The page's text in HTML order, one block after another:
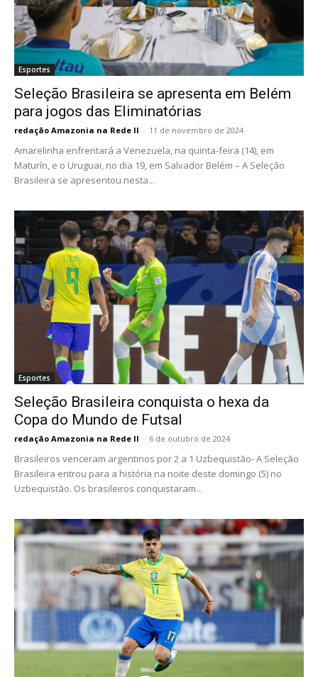
Esportes
Seleção Brasileira se apresenta em Belém
para jogos das Eliminatórias
redação Amazonia na Rede II - 11 de novembro de 2024
Amarelinha enfrentará a Venezuela, na quinta-feira (14), em
Maturín, e o Uruguai, no dia 19, em Salvador Belém – A Seleção
Brasileira se apresentou nesta...
Esportes
Seleção Brasileira conquista o hexa da
Copa do Mundo de Futsal
redação Amazonia na Rede II - 6 de outubro de 2024
Brasileiros venceram argentinos por 2 a 1 Uzbequistão- A Seleção
Brasileira entrou para a história na noite deste domingo (5) no
Uzbequistão. Os brasileiros conquistaram...